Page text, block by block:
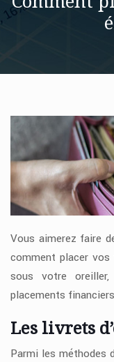
Vous aimerez faire
comment placer
sous votre
placements
Les livrets
Parmi les méthodes